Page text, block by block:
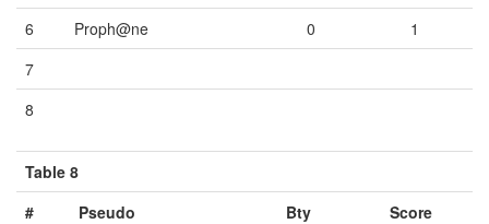
6
Proph@ne 0
1
7
8
Table 8
#
Pseudo Bty
Score